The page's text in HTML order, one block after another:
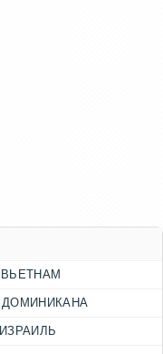
ВЬЕТНАМ
ДОМИНИКАНА
ИЗРАИЛЬ